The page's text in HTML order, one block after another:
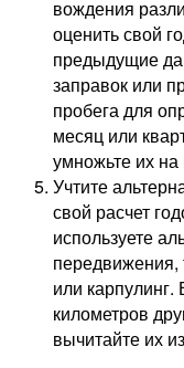
вождения
оценить свой
предыдущие
заправок или
пробега для
месяц или
умножьте их
Учтите
свой расчет
используете
передвижения,
или
километров
вычитайте их